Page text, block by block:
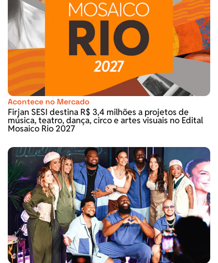
Acontece no Mercado
Firjan SESI destina R$ 3,4 milhões a projetos de
música, teatro, dança, circo e artes visuais no Edital
Mosaico Rio 2027